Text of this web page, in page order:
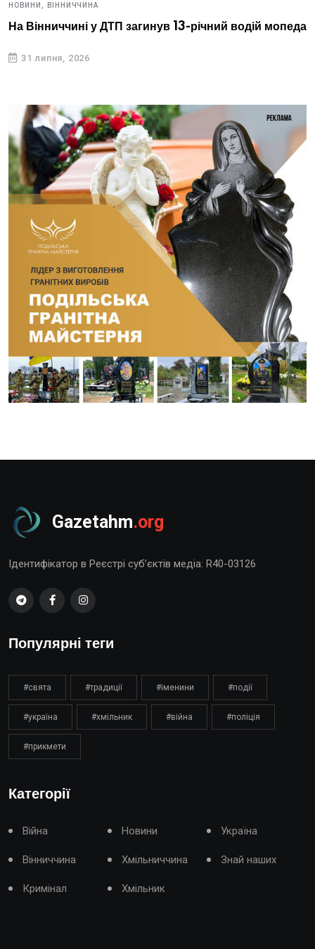
НОВИНИ, ВІННИЧЧИНА
На Вінниччині у ДТП загинув 13-річний водій мопеда
31 липня, 2026
Gazetahm.org
Ідентифікатор в Реєстрі суб’єктів медіа: R40-03126
Популярні теги
#свята #традиції #іменини #події
#україна #хмільник #війна #поліція
#прикмети
Категорії
Війна Новини Україна
Вінниччина Хмільниччина Знай наших
Кримінал Хмільник